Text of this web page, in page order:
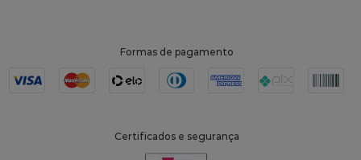
Formas de pagamento
Certificados e segurança